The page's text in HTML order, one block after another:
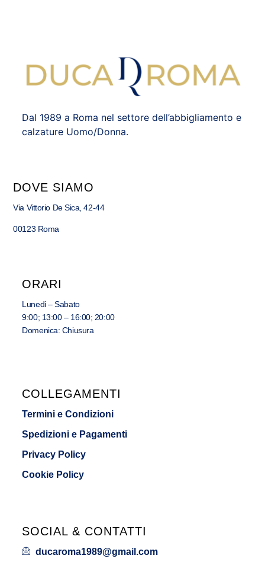
Dal 1989 a Roma nel settore dell’abbigliamento e
calzature Uomo/Donna.
DOVE SIAMO
Via Vittorio De Sica, 42-44
00123 Roma
ORARI
Lunedi – Sabato
9:00; 13:00 – 16:00; 20:00
Domenica: Chiusura
COLLEGAMENTI
Termini e Condizioni
Spedizioni e Pagamenti
Privacy Policy
Cookie Policy
SOCIAL & CONTATTI
ducaroma1989@gmail.com